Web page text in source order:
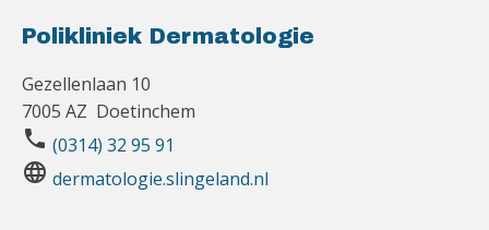
Polikliniek Dermatologie
Gezellenlaan 10
7005 AZ Doetinchem
phone (0314) 32 95 91
language dermatologie.slingeland.nl